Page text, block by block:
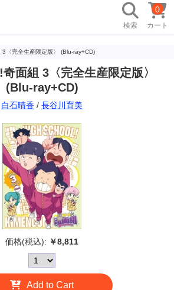
検索 カート
0
3〈完全生産限定版〉 (Blu-ray+CD)
面組 3〈完全生産限定版〉
(Blu-ray+CD)
白石晴香 / 長谷川育美
価格(税込): ￥8,811
Add to Cart